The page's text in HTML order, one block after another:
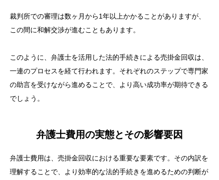
裁判所での審理は数ヶ月から1年以上かかることがありますが、
この間に和解交渉が進むこともあります。
このように、弁護士を活用した法的手続きによる売掛金回収は、
一連のプロセスを経て行われます。それぞれのステップで専門家
の助言を受けながら進めることで、より高い成功率が期待できる
でしょう。
弁護士費用の実態とその影響要因
弁護士費用は、売掛金回収における重要な要素です。その内訳を
理解することで、より効率的な法的手続きを進めるための判断が